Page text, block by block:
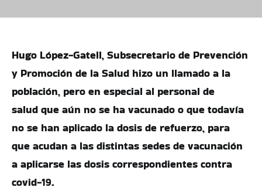
Hugo López-Gatell, Subsecretario de Prevención
y Promoción de la Salud hizo un llamado a la
población, pero en especial al personal de
salud que aún no se ha vacunado o que todavía
no se han aplicado la dosis de refuerzo, para
que acudan a las distintas sedes de vacunación
a aplicarse las dosis correspondientes contra
covid-19.